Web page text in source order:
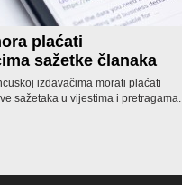
plaćati
sažetke članaka
izdavačima morati plaćati
sažetaka u vijestima i pretragama.